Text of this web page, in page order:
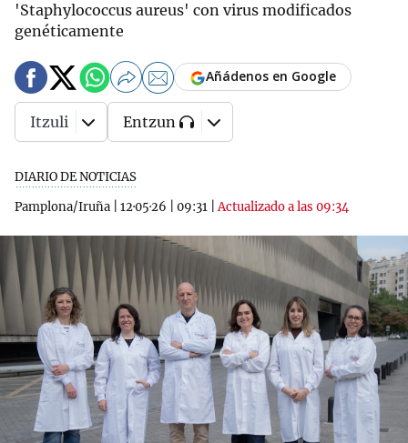
'Staphylococcus aureus' con virus modificados
genéticamente
DIARIO DE NOTICIAS
Pamplona/Iruña
12·05·26 09:31 |Actualizado a las 09:34
Añádenos en Google
Itzuli Entzun